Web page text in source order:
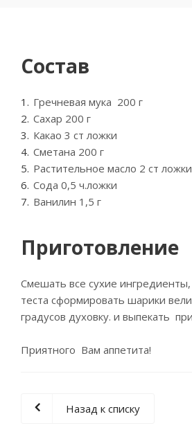
Состав
Гречневая мука 200 г
Сахар 200 г
Какао 3 ст ложки
Сметана 200 г
Растительное масло 2 ст ложки
Сода 0,5 ч.ложки
Ванилин 1,5 г
Приготовление
Смешать все сухие
теста сформировать шарики
градусов духовку. и выпекать
Приятного Вам аппетита!
Назад к списку